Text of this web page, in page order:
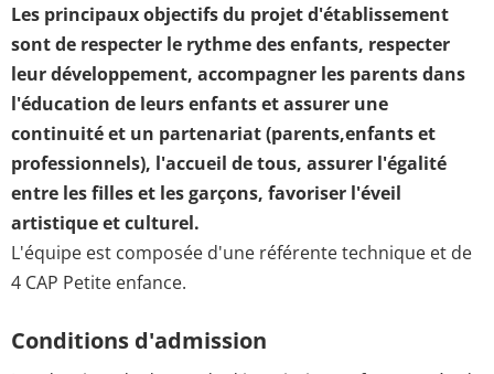
Les principaux objectifs du projet d'établissement
sont de respecter le rythme des enfants, respecter
leur développement, accompagner les parents dans
l'éducation de leurs enfants et assurer une
continuité et un partenariat (parents,enfants et
professionnels), l'accueil de tous, assurer l'égalité
entre les filles et les garçons, favoriser l'éveil
artistique et culturel.
L'équipe est composée d'une référente technique et de
4 CAP Petite enfance.
Conditions d'admission